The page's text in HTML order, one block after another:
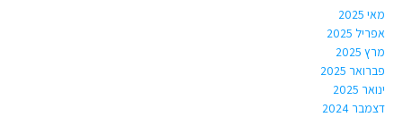
מאי 2025
אפריל 2025
מרץ 2025
פברואר 2025
ינואר 2025
דצמבר 2024